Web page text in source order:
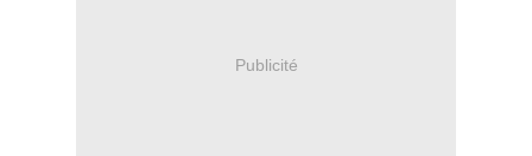
Publicité